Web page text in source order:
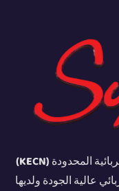
تعمل شركة وينتشو تشونغزه للأجهزة الكهربائية المحدودة (KECN)
عالية الجودة ولديها